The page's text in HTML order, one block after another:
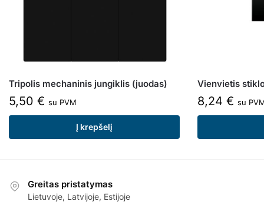
Tripolis mechaninis jungiklis (juodas)
5,50 € su PVM
Į krepšelį
Vienvietis
8,24 € su
Greitas pristatymas
Lietuvoje, Latvijoje, Estijoje